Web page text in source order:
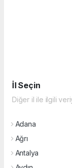
İl Seçin
Diğer il ile ilgili
Adana
Ağrı
Antalya